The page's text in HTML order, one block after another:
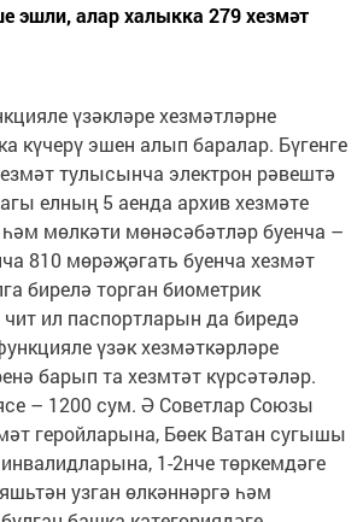
эшли, алар халыкка 279 хезмәт
үзәкләре хезмәтләрне
күчерү эшен алып баралар. Бүгенге
тулысынча электрон рәвештә
елның 5 аенда архив хезмәте
мөлкәти мөнәсәбәтләр буенча –
810 мөрәҗәгать буенча хезмәт
бирелә торган биометрик
ил паспортларын да биредә
үзәк хезмәткәрләре
барып та хезмтәт күрсәтәләр.
– 1200 сум. Ә Советлар Союзы
геройларына, Бөек Ватан сугышы
1-2нче төркемдәге
узган өлкәннәргә һәм